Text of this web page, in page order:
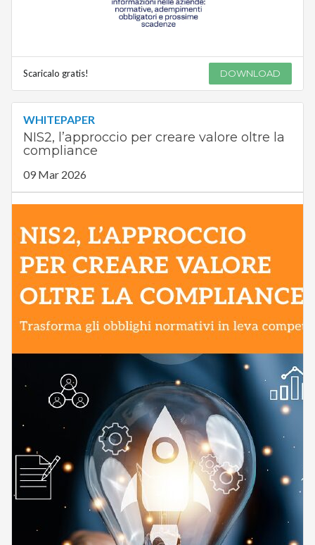
Scaricalo gratis! DOWNLOAD
WHITEPAPER
NIS2, l’approccio per creare valore oltre la
compliance
09 Mar 2026